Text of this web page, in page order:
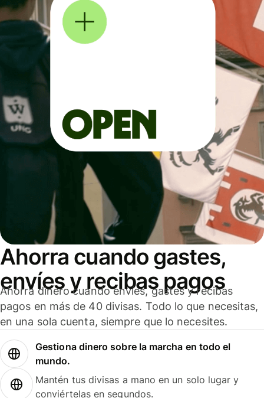
Ahorra cuando gastes,
envíes y recibas pagos
Ahorra dinero cuando envíes, gastes y recibas
pagos en más de 40 divisas. Todo lo que necesitas,
en una sola cuenta, siempre que lo necesites.
Gestiona dinero sobre la marcha en todo el
mundo.
Mantén tus divisas a mano en un solo lugar y
conviértelas en segundos.